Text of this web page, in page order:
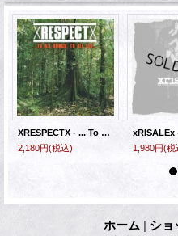
XRESPECTX - ... To All Beings, To All Life... [CD]
2,180円(税込)
1,980円(税
ホーム | ショ